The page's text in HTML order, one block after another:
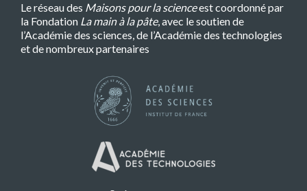
Le réseau des Maisons pour la scienceest coordonné par
la Fondation La main à la pâte, avec le soutien de
l’Académie des sciences, de l’Académie des technologies
et de nombreux partenaires